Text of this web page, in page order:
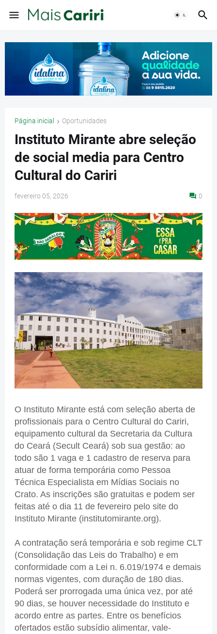
Página inicial Oportunidades
Instituto Mirante abre seleção
de social media para Centro
Cultural do Cariri
fevereiro 05, 2026 0
O Instituto Mirante está com seleção aberta de
profissionais para o Centro Cultural do Cariri,
equipamento cultural da Secretaria da Cultura
do Ceará (Secult Ceará) sob sua gestão: ao
todo são 1 vaga e 1 cadastro de reserva para
atuar de forma temporária como Pessoa
Técnica Especialista em Mídias Sociais no
Crato. As inscrições são gratuitas e podem ser
feitas até o dia 11 de fevereiro pelo site do
Instituto Mirante (institutomirante.org).
A contratação será temporária e sob regime CLT
(Consolidação das Leis do Trabalho) e em
conformidade com a Lei n. 6.019/1974 e demais
normas vigentes, com duração de 180 dias.
Poderá ser prorrogada uma única vez, por até
90 dias, se houver necessidade do Instituto e
acordo entre as partes. Entre os benefícios
ofertados estão subsídio alimentar, vale-